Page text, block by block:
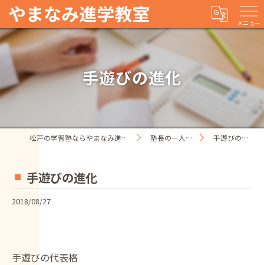
メニュー
手遊びの進化
松戸の学習塾ならやまなみ進学教室 塾長の一人ごと 手遊びの進化
手遊びの進化
2018/08/27
手遊びの代表格